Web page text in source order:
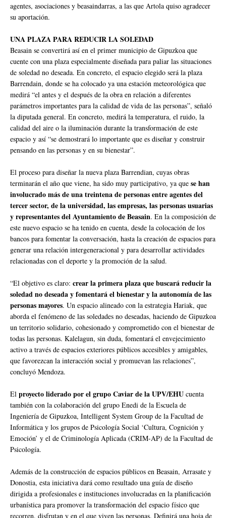
agentes, asociaciones y beasaindarras, a las que Artola quiso agradecer
su aportación.
UNA PLAZA PARA REDUCIR LA SOLEDAD
Beasain se convertirá así en el primer municipio de Gipuzkoa que
cuente con una plaza especialmente diseñada para paliar las situaciones
de soledad no deseada. En concreto, el espacio elegido será la plaza
Barrendain, donde se ha colocado ya una estación meteorológica que
medirá “el antes y el después de la obra en relación a diferentes
parámetros importantes para la calidad de vida de las personas”, señaló
la diputada general. En concreto, medirá la temperatura, el ruido, la
calidad del aire o la iluminación durante la transformación de este
espacio y así “se demostrará lo importante que es diseñar y construir
pensando en las personas y en su bienestar”.
El proceso para diseñar la nueva plaza Barrendian, cuyas obras
terminarán el año que viene, ha sido muy participativo, ya que se han
involucrado más de una treintena de personas entre agentes del
tercer sector, de la universidad, las empresas, las personas usuarias
y representantes del Ayuntamiento de Beasain. En la composición de
este nuevo espacio se ha tenido en cuenta, desde la colocación de los
bancos para fomentar la conversación, hasta la creación de espacios para
generar una relación intergeneracional y para desarrollar actividades
relacionadas con el deporte y la promoción de la salud.
“El objetivo es claro: crear la primera plaza que buscará reducir la
soledad no deseada y fomentará el bienestar y la autonomía de las
personas mayores. Un espacio alineado con la estrategia Hariak, que
aborda el fenómeno de las soledades no deseadas, haciendo de Gipuzkoa
un territorio solidario, cohesionado y comprometido con el bienestar de
todas las personas. Kalelagun, sin duda, fomentará el envejecimiento
activo a través de espacios exteriores públicos accesibles y amigables,
que favorezcan la interacción social y promuevan las relaciones”,
concluyó Mendoza.
El proyecto liderado por el grupo Caviar de la UPV/EHU cuenta
también con la colaboración del grupo Enedi de la Escuela de
Ingeniería de Gipuzkoa, Intelligent System Group de la Facultad de
Informática y los grupos de Psicología Social ‘Cultura, Cognición y
Emoción’ y el de Criminología Aplicada (CRIM-AP) de la Facultad de
Psicología.
Además de la construcción de espacios públicos en Beasain, Arrasate y
Donostia, esta iniciativa dará como resultado una guía de diseño
dirigida a profesionales e instituciones involucradas en la planificación
urbanística para promover la transformación del espacio físico que
recorren, disfrutan y en el que viven las personas. Definirá una hoja de